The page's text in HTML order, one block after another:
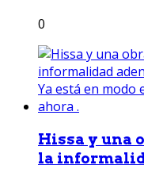
0
Hissa y una
la